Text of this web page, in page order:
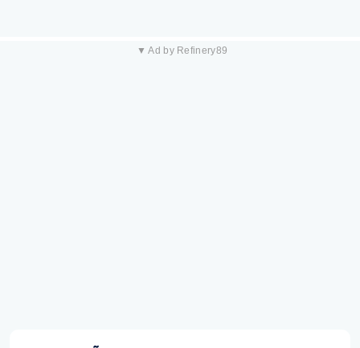
▼ Ad by Refinery89